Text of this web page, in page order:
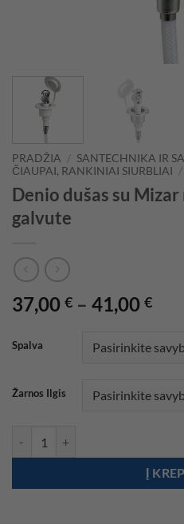
PRADŽIA / SANTECHNIKA IR
ČIAUPAI, RANKINIAI SIURBLIAI /
Denio dušas su
galvute
37,00 € – 41,00 €Price
Spalva
Žarnos Ilgis
Į